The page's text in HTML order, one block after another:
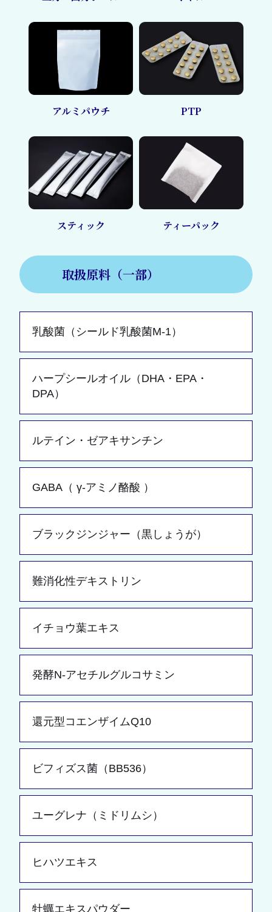
アルミパウチ PTP
スティック ティーパック
取扱原料（一部）
乳酸菌（シールド乳酸菌M-1）
ハープシールオイル（DHA・EPA・
DPA）
ルテイン・ゼアキサンチン
GABA（ γ-アミノ酪酸 ）
ブラックジンジャー（黒しょうが）
難消化性デキストリン
イチョウ葉エキス
発酵N-アセチルグルコサミン
還元型コエンザイムQ10
ビフィズス菌（BB536）
ユーグレナ（ミドリムシ）
ヒハツエキス
牡蠣エキスパウダー